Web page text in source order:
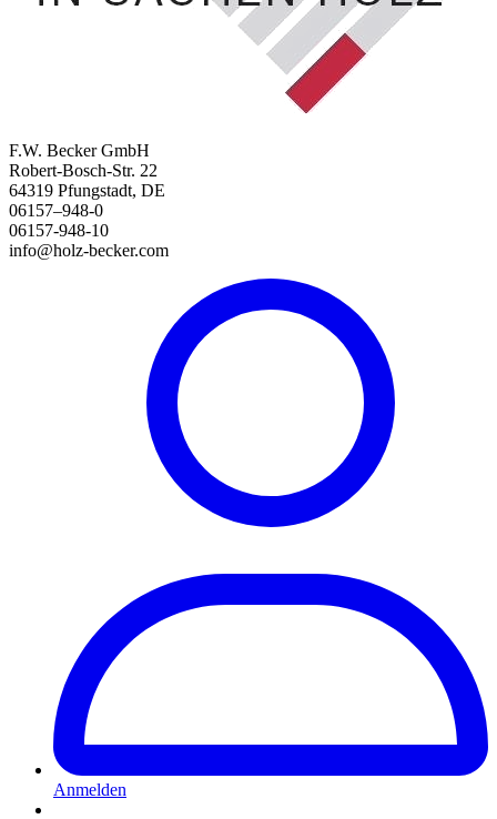
F.W. Becker GmbH
Robert-Bosch-Str. 22
64319 Pfungstadt, DE
06157–948-0
06157-948-10
info@holz-becker.com
Anmelden